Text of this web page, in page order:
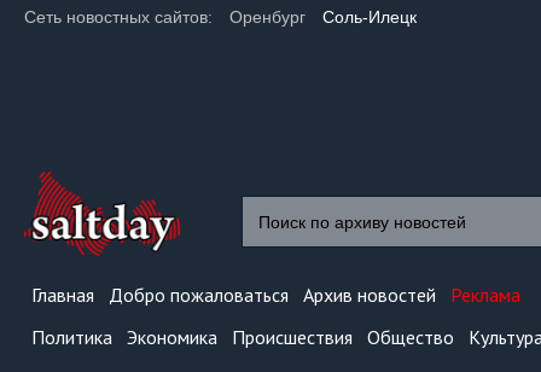
Сеть новостных сайтов: Оренбург Соль-Илецк
Главная Добро пожаловаться Архив новостей
Реклама
Политика Экономика Происшествия Общество